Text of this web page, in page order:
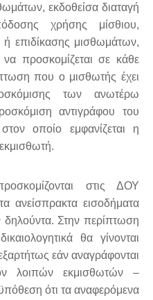
εκδοθείσα διαταγή
χρήσης μίσθιου,
επιδίκασης μισθωμάτων,
προσκομίζεται σε κάθε
που ο μισθωτής έχει
των ανωτέρω
αντιγράφου του
οποίο εμφανίζεται η
στις ΔΟΥ
ανείσπρακτα εισοδήματα
δηλούντα. Στην περίπτωση
θα γίνονται
εάν αναγράφονται
λοιπών εκμισθωτών –
ότι τα αναφερόμενα